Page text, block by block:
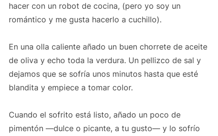
hacer con un robot de cocina, (pero yo soy un
romántico y me gusta hacerlo a cuchillo).
En una olla caliente añado un buen chorrete de aceite
de oliva y echo toda la verdura. Un pellizco de sal y
dejamos que se sofría unos minutos hasta que esté
blandita y empiece a tomar color.
Cuando el sofrito está listo, añado un poco de
pimentón —dulce o picante, a tu gusto— y lo sofrío